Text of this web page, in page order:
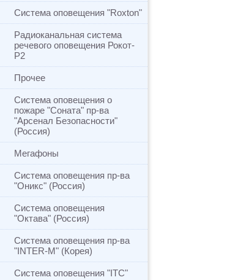
Система оповещения "Roxton"
Радиоканальная система
речевого оповещения Рокот-
Р2
Прочее
Система оповещения о
пожаре "Соната" пр-ва
"Арсенал Безопасности"
(Россия)
Мегафоны
Система оповещения пр-ва
"Оникс" (Россия)
Система оповещения
"Октава" (Россия)
Система оповещения пр-ва
"INTER-M" (Корея)
Система оповещения "ITC"